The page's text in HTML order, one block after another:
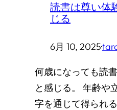
読書は尊い体
じる
6月 10, 2025·
何歳になっても読
と感じる。 年齢や
字を通じて得られ